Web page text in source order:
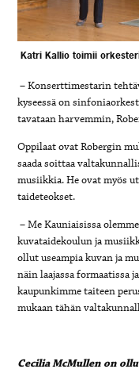
Katri Kallio toimii
–Konserttimestarin
kyseessä on
tavataan harvemmin,
Oppilaat ovat Robergin
saada soittaa
musiikkia. He ovat myös
taideteokset.
–Me Kauniaisissa
kuvataidekoulun ja
ollut useampia kuvan ja
näin laajassa formaatissa
kaupunkimme taiteen
mukaan tähän
Cecilia McMullen on